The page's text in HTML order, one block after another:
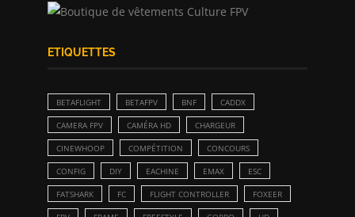
ETIQUETTES
BETAFLIGHT BETAFPV BNF CADDX
CAMERA FPV CAMÉRA HD CHARGEUR
CINEWHOOP COMPÉTITION CONCOURS
CONFIG DIY EACHINE EMAX ESC
FATSHARK FC FLIGHT CONTROLLER FOXEER